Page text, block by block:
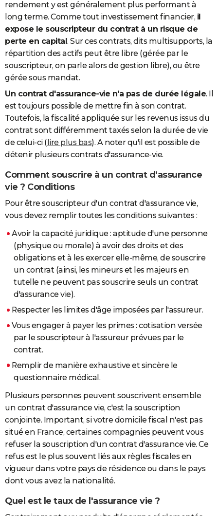
rendement y est généralement plus performant à
long terme. Comme tout investissement financier, il
expose le souscripteur du contrat à un risque de
perte en capital. Sur ces contrats, dits multisupports, la
répartition des actifs peut être libre (gérée par le
souscripteur, on parle alors de gestion libre), ou être
gérée sous mandat.
Un contrat d'assurance-vie n'a pas de durée légale. Il
est toujours possible de mettre fin à son contrat.
Toutefois, la fiscalité appliquée sur les revenus issus du
contrat sont différemment taxés selon la durée de vie
de celui-ci ( lire plus bas). A noter qu'il est possible de
détenir plusieurs contrats d'assurance-vie.
Comment souscrire à un contrat d'assurance
vie ? Conditions
Pour être souscripteur d'un contrat d'assurance vie,
vous devez remplir toutes les conditions suivantes :
Avoir la capacité juridique : aptitude d'une personne
(physique ou morale) à avoir des droits et des
obligations et à les exercer elle-même, de souscrire
un contrat (ainsi, les mineurs et les majeurs en
tutelle ne peuvent pas souscrire seuls un contrat
d'assurance vie).
Respecter les limites d'âge imposées par l'assureur.
Vous engager à payer les primes : cotisation versée
par le souscripteur à l'assureur prévues par le
contrat.
Remplir de manière exhaustive et sincère le
questionnaire médical.
Plusieurs personnes peuvent souscrivent ensemble
un contrat d'assurance vie, c'est la souscription
conjointe. Important, si votre domicile fiscal n'est pas
situé en France, certaines compagnies peuvent vous
refuser la souscription d'un contrat d'assurance vie. Ce
refus est le plus souvent liés aux règles fiscales en
vigueur dans votre pays de résidence ou dans le pays
dont vous avez la nationalité.
Quel est le taux de l'assurance vie ?